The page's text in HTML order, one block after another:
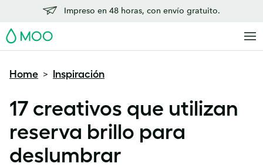
Impreso en 48 horas, con envío gratuito.
MOO
Home > Inspiración
17 creativos que utilizan
reserva brillo para
deslumbrar